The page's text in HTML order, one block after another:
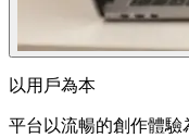
以用戶為本
平台以流暢的創作體